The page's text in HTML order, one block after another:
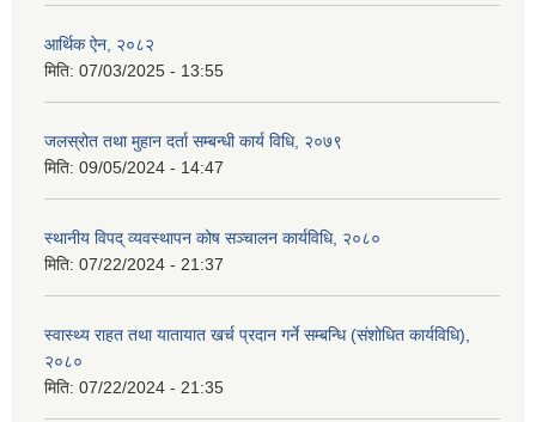
आर्थिक ऐन, २०८२
मिति: 07/03/2025 - 13:55
जलस्रोत तथा मुहान दर्ता सम्बन्धी कार्य विधि, २०७९
मिति: 09/05/2024 - 14:47
स्थानीय विपद् व्यवस्थापन कोष सञ्चालन कार्यविधि, २०८०
मिति: 07/22/2024 - 21:37
स्वास्थ्य राहत तथा यातायात खर्च प्रदान गर्ने सम्बन्धि (संशोधित कार्यविधि),
२०८०
मिति: 07/22/2024 - 21:35